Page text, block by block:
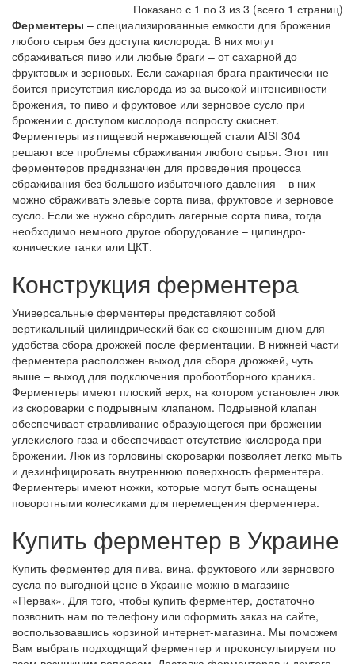
Показано с 1 по 3 из 3 (всего 1 страниц)
Ферментеры – специализированные емкости для брожения
любого сырья без доступа кислорода. В них могут
сбраживаться пиво или любые браги – от сахарной до
фруктовых и зерновых. Если сахарная брага практически не
боится присутствия кислорода из-за высокой интенсивности
брожения, то пиво и фруктовое или зерновое сусло при
брожении с доступом кислорода попросту скиснет.
Ферментеры из пищевой нержавеющей стали AISI 304
решают все проблемы сбраживания любого сырья. Этот тип
ферментеров предназначен для проведения процесса
сбраживания без большого избыточного давления – в них
можно сбраживать элевые сорта пива, фруктовое и зерновое
сусло. Если же нужно сбродить лагерные сорта пива, тогда
необходимо немного другое оборудование – цилиндро-
конические танки или ЦКТ.
Конструкция ферментера
Универсальные ферментеры представляют собой
вертикальный цилиндрический бак со скошенным дном для
удобства сбора дрожжей после ферментации. В нижней части
ферментера расположен выход для сбора дрожжей, чуть
выше – выход для подключения пробоотборного краника.
Ферментеры имеют плоский верх, на котором установлен люк
из скороварки с подрывным клапаном. Подрывной клапан
обеспечивает стравливание образующегося при брожении
углекислого газа и обеспечивает отсутствие кислорода при
брожении. Люк из горловины скороварки позволяет легко мыть
и дезинфицировать внутреннюю поверхность ферментера.
Ферментеры имеют ножки, которые могут быть оснащены
поворотными колесиками для перемещения ферментера.
Купить ферментер в Украине
Купить ферментер для пива, вина, фруктового или зернового
сусла по выгодной цене в Украине можно в магазине
«Первак». Для того, чтобы купить ферментер, достаточно
позвонить нам по телефону или оформить заказ на сайте,
воспользовавшись корзиной интернет-магазина. Мы поможем
Вам выбрать подходящий ферментер и проконсультируем по